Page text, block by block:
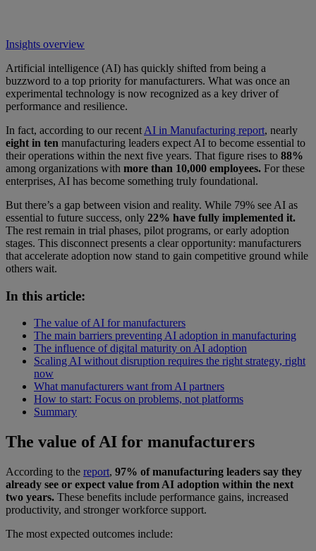
Insights overview
Artificial intelligence (AI) has quickly shifted from being a
buzzword to a top priority for manufacturers. What was once an
experimental technology is now recognized as a key driver of
performance and resilience.
In fact, according to our recent AI in Manufacturing report, nearly
eight in ten manufacturing leaders expect AI to become essential to
their operations within the next five years. That figure rises to 88%
among organizations with more than 10,000 employees. For these
enterprises, AI has become something truly foundational.
But there’s a gap between vision and reality. While 79% see AI as
essential to future success, only 22% have fully implemented it.
The rest remain in trial phases, pilot programs, or early adoption
stages. This disconnect presents a clear opportunity: manufacturers
that accelerate adoption now stand to gain competitive ground while
others wait.
In this article:
The value of AI for manufacturers
The main barriers preventing AI adoption in manufacturing
The influence of digital maturity on AI adoption
Scaling AI without disruption requires the right strategy, right
now
What manufacturers want from AI partners
How to start: Focus on problems, not platforms
Summary
The value of AI for manufacturers
According to the report, 97% of manufacturing leaders say they
already see or expect value from AI adoption within the next
two years. These benefits include performance gains, increased
productivity, and stronger workforce support.
The most expected outcomes include: